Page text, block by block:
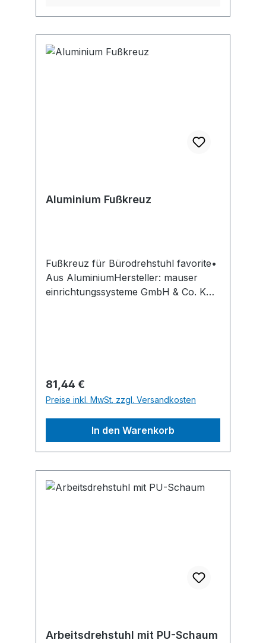
Aluminium Fußkreuz
Fußkreuz für Bürodrehstuhl favorite•
Aus AluminiumHersteller: mauser
einrichtungssysteme GmbH & Co. KG,
Regulärer Preis:
81,44 €
Preise inkl. MwSt. zzgl. Versandkosten
In den Warenkorb
Arbeitsdrehstuhl mit PU-Schaum